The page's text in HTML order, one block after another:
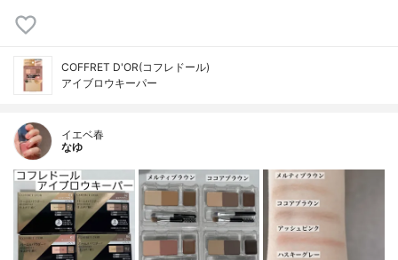
COFFRET D'OR(コフレドール)
アイブロウキーパー
イエベ春
なゆ